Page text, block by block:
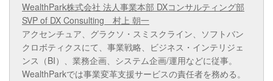
WealthPark株式会社 法人事業本部 DXコンサルティング部
SVP of DX Consulting 村上 朝一
アクセンチュア、グラクソ・スミスクライン、ソフトバン
クロボティクスにて、事業戦略、ビジネス・インテリジェ
ンス（BI）、業務企画、システム企画/運用などに従事。
WealthParkでは事業変革支援サービスの責任者を務める。